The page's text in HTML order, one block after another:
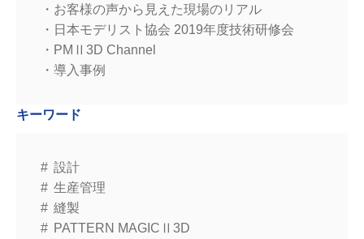
お客様の声から見えた現場のリアル
日本モデリスト協会 2019年度技術研修会
PMⅡ3D Channel
導入事例
キーワード
設計
生産管理
縫製
PATTERN MAGICⅡ3D